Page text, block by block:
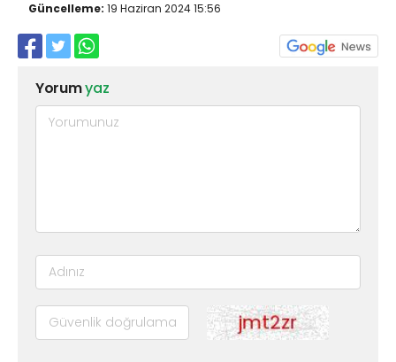
Güncelleme: 19 Haziran 2024 15:56
Yorumyaz